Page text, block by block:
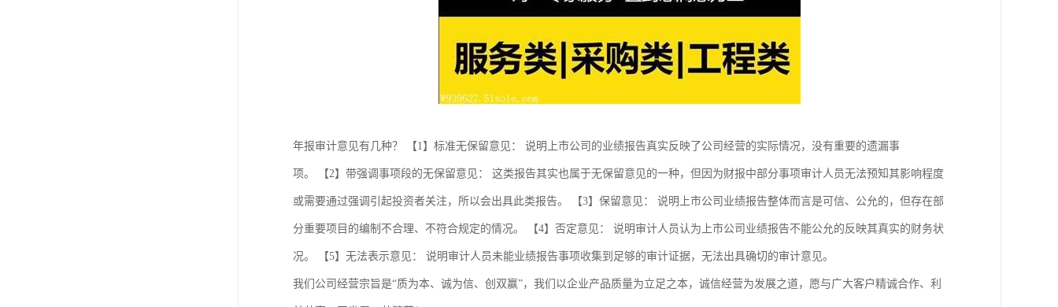
年报审计意见有几种？ 【1】标准无保留意见： 说明上市公司的业绩报告真实反映了公司经营的实际情况，没有重要的遗漏事
项。 【2】带强调事项段的无保留意见： 这类报告其实也属于无保留意见的一种，但因为财报中部分事项审计人员无法预知其影响程度
或需要通过强调引起投资者关注，所以会出具此类报告。 【3】保留意见： 说明上市公司业绩报告整体而言是可信、公允的，但存在部
分重要项目的编制不合理、不符合规定的情况。 【4】否定意见： 说明审计人员认为上市公司业绩报告不能公允的反映其真实的财务状
况。 【5】无法表示意见： 说明审计人员未能业绩报告事项收集到足够的审计证据，无法出具确切的审计意见。
我们公司经营宗旨是“质为本、诚为信、创双赢”，我们以企业产品质量为立足之本，诚信经营为发展之道，愿与广大客户精诚合作、利